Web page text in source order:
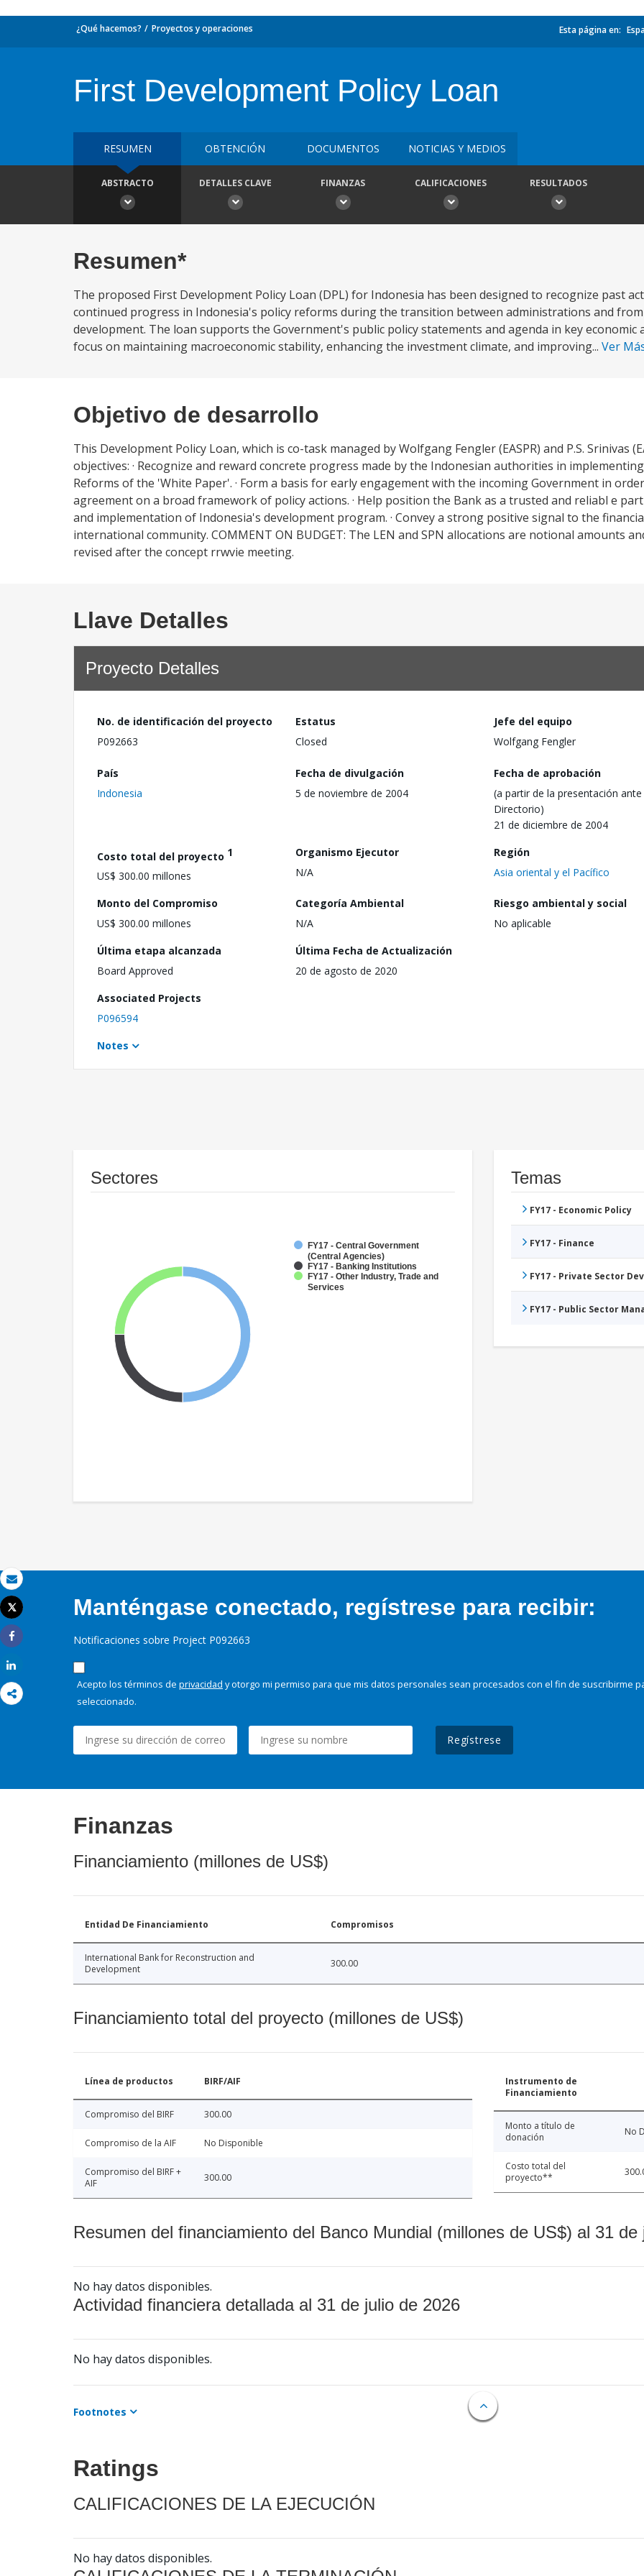
Correo electrónico
Imprimir
Tweet
Share
¿Qué hacemos? Proyectos y operaciones Esta página en:
First Development Policy Loan
RESUMEN OBTENCIÓN DOCUMENTOS NOTICIAS Y MEDIOS
ABSTRACTO DETALLES CLAVE FINANZAS CALIFICACIONES RESULTADOS
Resumen*
The proposed First Development Policy Loan (DPL) for Indonesia has been designed to recognize past
continued progress in Indonesia's policy reforms during the transition between administrations and
development. The loan supports the Government's public policy statements and agenda in key economic
focus on maintaining macroeconomic stability, enhancing the investment climate, and improving... Ver
Objetivo de desarrollo
This Development Policy Loan, which is co-task managed by Wolfgang Fengler (EASPR) and P.S. Srinivas
objectives: · Recognize and reward concrete progress made by the Indonesian authorities in
Reforms of the 'White Paper'. · Form a basis for early engagement with the incoming Government in
agreement on a broad framework of policy actions. · Help position the Bank as a trusted and reliabl e
and implementation of Indonesia's development program. · Convey a strong positive signal to the
international community. COMMENT ON BUDGET: The LEN and SPN allocations are notional amounts
revised after the concept rrwvie meeting.
Llave Detalles
Proyecto Detalles
No. de identificación del proyecto
P092663
Estatus
Closed
Jefe del equipo
Wolfgang Fengler
País
Indonesia
Fecha de divulgación
5 de noviembre de 2004
Fecha de aprobación
(a partir de la presentación ante
Directorio)
21 de diciembre de 2004
Costo total del proyecto 1
US$ 300.00 millones
Organismo Ejecutor
N/A
Región
Asia oriental y el Pacífico
Monto del Compromiso
US$ 300.00 millones
Categoría Ambiental
N/A
Riesgo ambiental y social
No aplicable
Última etapa alcanzada
Board Approved
Última Fecha de Actualización
20 de agosto de 2020
Associated Projects
P096594
Notes
Sectores
FY17 - Central Government
(Central Agencies)
FY17 - Banking Institutions
FY17 - Other Industry, Trade and
Services
Temas
FY17 - Economic Policy
FY17 - Finance
FY17 - Private Sector
FY17 - Public Sector
Manténgase conectado, regístrese para recibir:
Notificaciones sobre Project P092663
Acepto los términos de privacidad y otorgo mi permiso para que mis datos personales sean procesados con el fin de suscribirme
seleccionado.
Regístrese
Finanzas
Financiamiento (millones de US$)
Entidad De Financiamiento Compromisos
International Bank for Reconstruction and
Development
300.00
Financiamiento total del proyecto (millones de US$)
Línea de productos BIRF/AIF
Compromiso del BIRF 300.00
Compromiso de la AIF No Disponible
Compromiso del BIRF +
AIF
300.00
Instrumento de
Financiamiento
Monto a título de
donación
No
Costo total del
proyecto**
Resumen del financiamiento del Banco Mundial (millones de US$) al 31 de
No hay datos disponibles.
Actividad financiera detallada al 31 de julio de 2026
No hay datos disponibles.
Footnotes
Ratings
CALIFICACIONES DE LA EJECUCIÓN
No hay datos disponibles.